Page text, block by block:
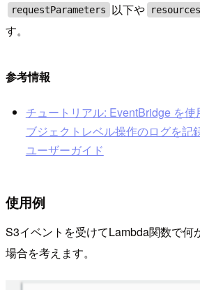
requestParameters 以下や resources
す。
参考情報
チュートリアル: EventBridge を
ブジェクトレベル操作のログを記
ユーザーガイド
使用例
S3イベントを受けてLambda関数で何
場合を考えます。